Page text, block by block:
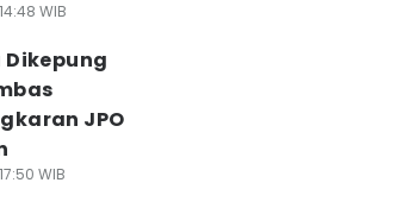
WIB
JPO
WIB